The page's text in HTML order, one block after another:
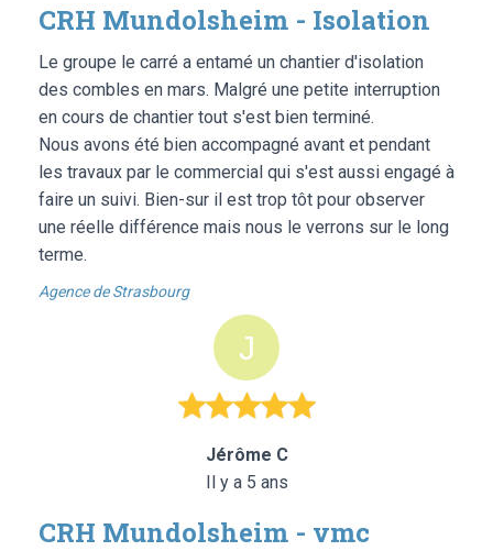
CRH Mundolsheim - Isolation
Le groupe le carré a entamé un chantier d'isolation
des combles en mars. Malgré une petite interruption
en cours de chantier tout s'est bien terminé.
Nous avons été bien accompagné avant et pendant
les travaux par le commercial qui s'est aussi engagé à
faire un suivi. Bien-sur il est trop tôt pour observer
une réelle différence mais nous le verrons sur le long
terme.
Agence de Strasbourg
Jérôme C
Il y a 5 ans
CRH Mundolsheim - vmc